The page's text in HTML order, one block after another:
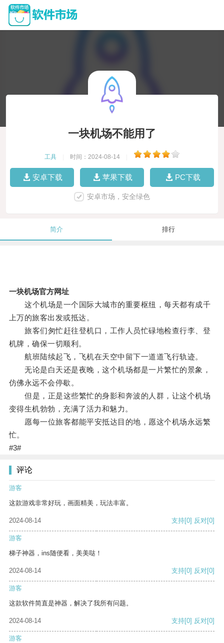
一块机场不能用了
工具 时间：2024-08-14
安卓下载 苹果下载 PC下载
安卓市场，安全绿色
简介 排行
一块机场官方网址
这个机场是一个国际大城市的重要枢纽，每天都有成千
上万的旅客出发或抵达。
旅客们匆忙赶往登机口，工作人员忙碌地检查行李、登
机牌，确保一切顺利。
航班陆续起飞，飞机在天空中留下一道道飞行轨迹。
无论是白天还是夜晚，这个机场都是一片繁忙的景象，
仿佛永远不会停歇。
但是，正是这些繁忙的身影和奔波的人群，让这个机场
变得生机勃勃，充满了活力和魅力。
愿每一位旅客都能平安抵达目的地，愿这个机场永远繁
忙。
#3#
评论
游客
这款游戏非常好玩，画面精美，玩法丰富。
2024-08-14 支持[0] 反对[0]
游客
梯子神器，ins随便看，美美哒！
2024-08-14 支持[0] 反对[0]
游客
这款软件简直是神器，解决了我所有问题。
2024-08-14 支持[0] 反对[0]
游客